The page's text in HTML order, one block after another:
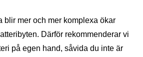
blir mer och mer komplexa ökar
Därför rekommenderar vi
på egen hand, såvida du inte är